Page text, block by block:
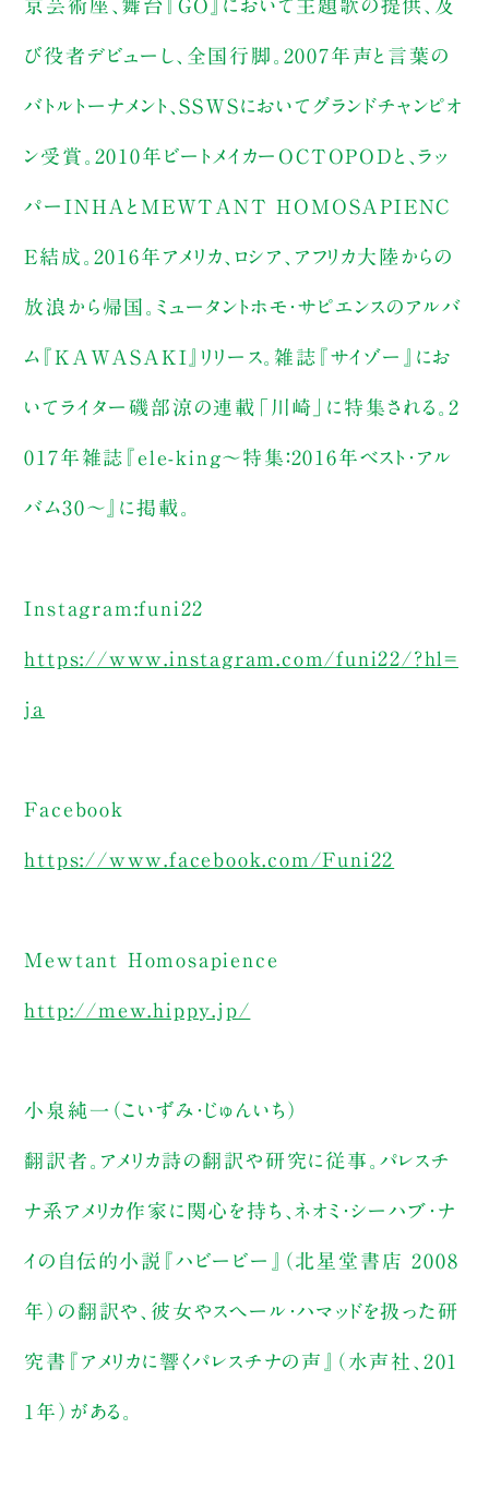
京芸術座、舞台『GO』において主題歌の提供、及
び役者デビューし、全国行脚。2007年声と言葉の
バトルトーナメント、SSWSにおいてグランドチャンピオ
ン受賞。2010年ビートメイカーOCTOPODと、ラッ
パーINHAとMEWTANT HOMOSAPIENC
E結成。2016年アメリカ、ロシア、アフリカ大陸からの
放浪から帰国。ミュータントホモ・サピエンスのアルバ
ム『KAWASAKI』リリース。雑誌『サイゾー』にお
いてライター磯部涼の連載「川崎」に特集される。2
017年雑誌『ele-king～特集：2016年ベスト・アル
バム30～』に掲載。
Instagram:funi22
https://www.instagram.com/funi22/?hl=
ja
Facebook
https://www.facebook.com/Funi22
Mewtant Homosapience
http://mew.hippy.jp/
小泉純一（こいずみ・じゅんいち）
翻訳者。アメリカ詩の翻訳や研究に従事。パレスチ
ナ系アメリカ作家に関心を持ち、ネオミ・シーハブ・ナ
イの自伝的小説『ハビービー』（北星堂書店 2008
年）の翻訳や、彼女やスヘール・ハマッドを扱った研
究書『アメリカに響くパレスチナの声』（水声社、201
1年）がある。